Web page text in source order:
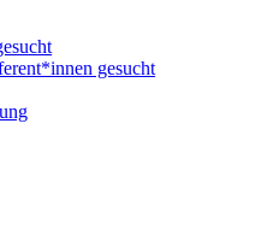
gesucht